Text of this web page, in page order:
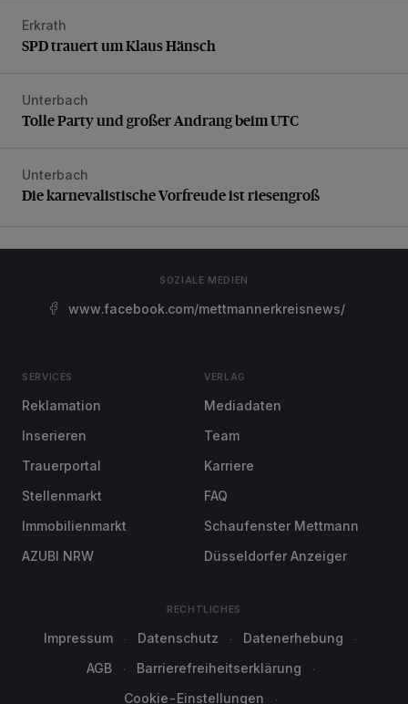
SPD trauert um Klaus Hänsch
Erkrath
SPD trauert um Klaus Hänsch
Tolle Party und großer Andrang beim UTC
Unterbach
Tolle Party und großer Andrang beim UTC
Die karnevalistische Vorfreude ist riesengroß
Unterbach
Die karnevalistische Vorfreude ist riesengroß
SOZIALE MEDIEN
www.facebook.com/mettmannerkreisnews/
SERVICES
Reklamation
Inserieren
Trauerportal
Stellenmarkt
Immobilienmarkt
AZUBI NRW
VERLAG
Mediadaten
Team
Karriere
FAQ
Schaufenster Mettmann
Düsseldorfer Anzeiger
RECHTLICHES
Impressum Datenschutz
Datenerhebung
AGB
Barrierefreiheitserklärung
Cookie-Einstellungen